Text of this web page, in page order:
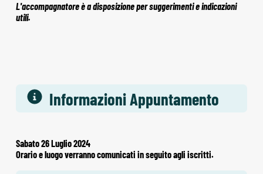
L'accompagnatore è a disposizione per suggerimenti e indicazioni
utili.
Informazioni Appuntamento
Sabato 26 Luglio 2024
Orario e luogo verranno comunicati in seguito agli iscritti.